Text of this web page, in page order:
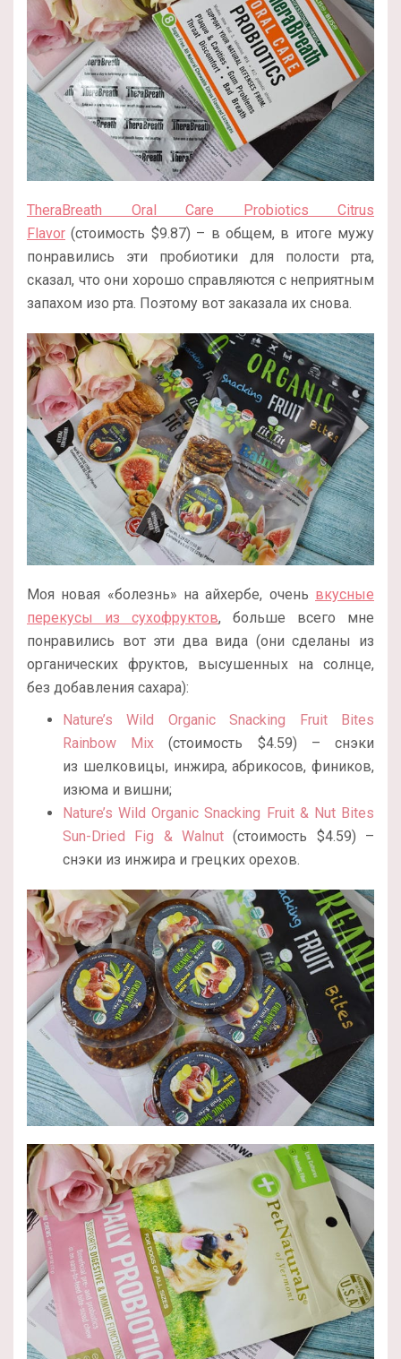
TheraBreath Oral Care Probiotics Citrus
Flavor (стоимость $9.87) – в общем, в итоге мужу
понравились эти пробиотики для полости рта,
сказал, что они хорошо справляются с неприятным
запахом изо рта. Поэтому вот заказала их снова.
Моя новая «болезнь» на айхербе, очень вкусные
перекусы из сухофруктов, больше всего мне
понравились вот эти два вида (они сделаны из
органических фруктов, высушенных на солнце,
без добавления сахара):
Nature’s Wild Organic Snacking Fruit Bites
Rainbow Mix (стоимость $4.59) – снэки
из шелковицы, инжира, абрикосов, фиников,
изюма и вишни;
Nature’s Wild Organic Snacking Fruit & Nut Bites
Sun-Dried Fig & Walnut (стоимость $4.59) –
снэки из инжира и грецких орехов.